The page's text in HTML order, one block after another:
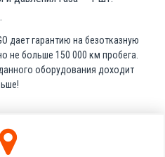
дает гарантию на безотказную
не больше 150 000 км пробега.
оборудования доходит